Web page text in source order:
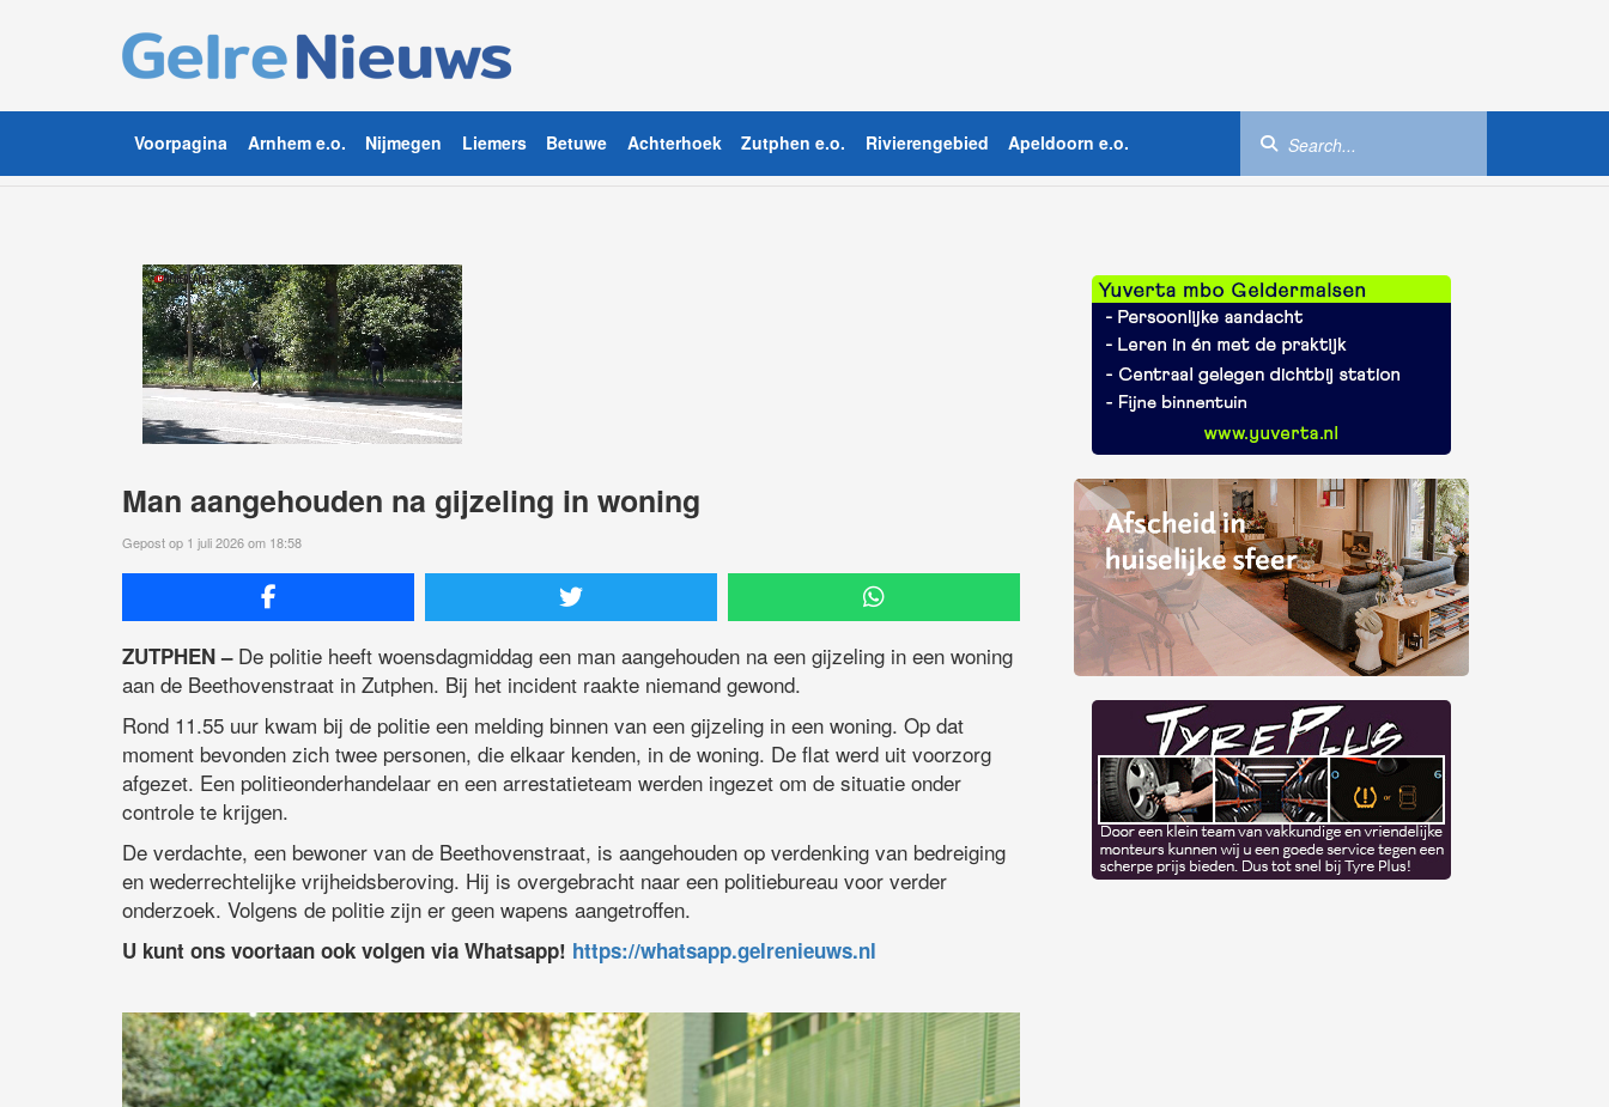
Voorpagina Arnhem e.o. Nijmegen Liemers Betuwe Achterhoek Zutphen e.o. Rivierengebied Apeldoorn e.o.
Man aangehouden na gijzeling in woning
Gepost op 1 juli 2026 om 18:58
ZUTPHEN –De politie heeft woensdagmiddag een man aangehouden na een gijzeling in een woning
aan de Beethovenstraat in Zutphen. Bij het incident raakte niemand gewond.
Rond 11.55 uur kwam bij de politie een melding binnen van een gijzeling in een woning. Op dat
moment bevonden zich twee personen, die elkaar kenden, in de woning. De flat werd uit voorzorg
afgezet. Een politieonderhandelaar en een arrestatieteam werden ingezet om de situatie onder
controle te krijgen.
De verdachte, een bewoner van de Beethovenstraat, is aangehouden op verdenking van bedreiging
en wederrechtelijke vrijheidsberoving. Hij is overgebracht naar een politiebureau voor verder
onderzoek. Volgens de politie zijn er geen wapens aangetroffen.
U kunt ons voortaan ook volgen via Whatsapp! https://whatsapp.gelrenieuws.nl